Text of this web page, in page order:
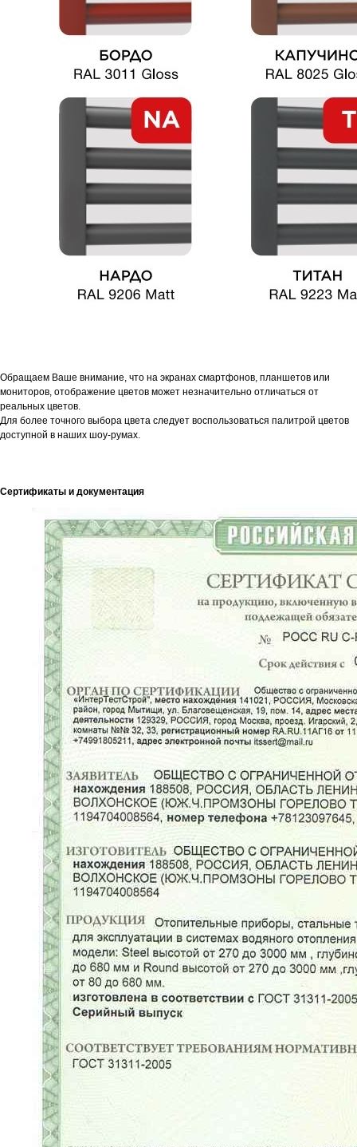
Обращаем Ваше внимание, что на экранах смартфонов, планшетов или
мониторов, отображение цветов может незначительно отличаться от
реальных цветов.
Для более точного выбора цвета следует воспользоваться палитрой цветов
доступной в наших шоу-румах.
Сертификаты и документация